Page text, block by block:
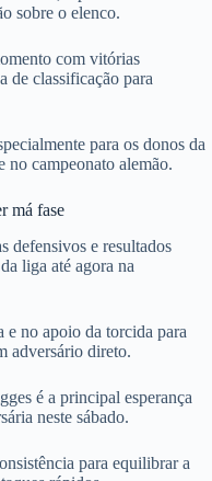
sobre o elenco.
com vitórias
de classificação para
para os donos da
no campeonato alemão.
má fase
defensivos e resultados
liga até agora na
e no apoio da torcida para
adversário direto.
é a principal esperança
neste sábado.
para equilibrar a